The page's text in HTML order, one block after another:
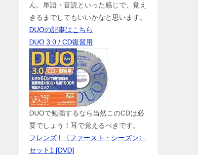
ん。単語・音読といった感じで、覚え
きるまでしてもいいかなと思います。
DUOの記事はこちら
DUO 3.0 / CD復習用
DUOで勉強するなら当然このCDは必
要でしょう！耳で覚えるべきです。
フレンズ I 〈ファースト・シーズン〉
セット1 [DVD]